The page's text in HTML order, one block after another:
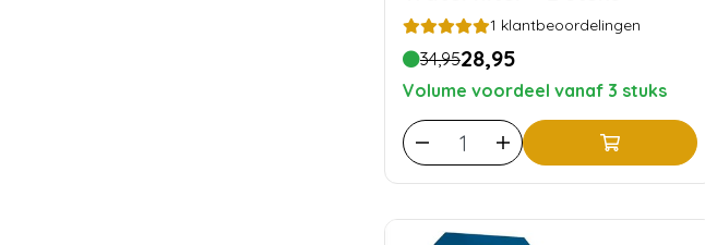
1 klantbeoordelingen
34,9528,95
Volume voordeel vanaf 3 stuks